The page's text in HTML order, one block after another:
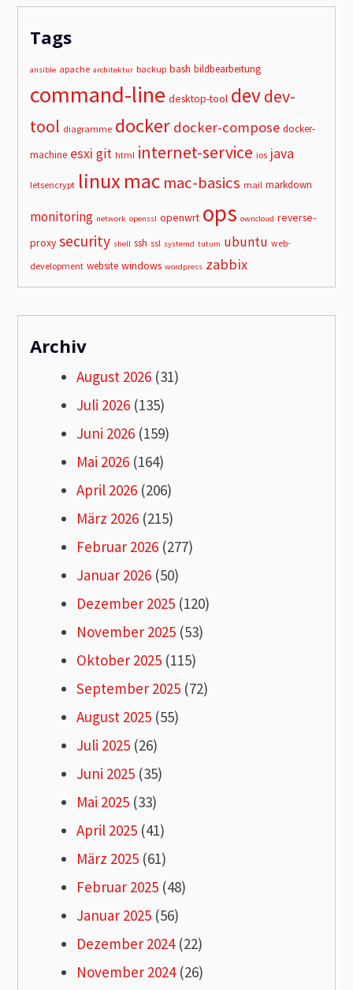
Tags
ansible apache architektur backup bash bildbearbeitung
command-line desktop-tool devdev-
tool diagramme docker docker-compose docker-
machine esxi git html internet-service ios java
letsencrypt linuxmac mac-basics mail markdown
monitoring network openssl openwrt ops owncloud reverse-
proxy security shell ssh ssl systemd tutum ubuntu web-
development website windows wordpress zabbix
Archiv
August 2026 (31)
Juli 2026 (135)
Juni 2026 (159)
Mai 2026 (164)
April 2026 (206)
März 2026 (215)
Februar 2026 (277)
Januar 2026 (50)
Dezember 2025 (120)
November 2025 (53)
Oktober 2025 (115)
September 2025 (72)
August 2025 (55)
Juli 2025 (26)
Juni 2025 (35)
Mai 2025 (33)
April 2025 (41)
März 2025 (61)
Februar 2025 (48)
Januar 2025 (56)
Dezember 2024(22)
November 2024(26)